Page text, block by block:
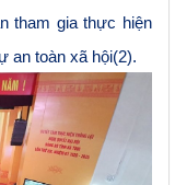
tham gia thực hiện
an toàn xã hội(2).